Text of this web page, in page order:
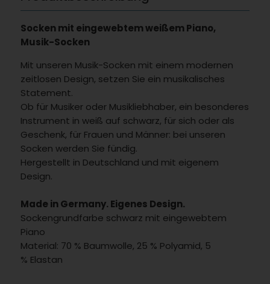
Socken mit eingewebtem weißem Piano,
Musik-Socken
Mit unseren Musik-Socken mit einem modernen
zeitlosen Design, setzen Sie ein musikalisches
Statement.
Ob für Musiker oder Musikliebhaber, ein besonderes
Instrument in weiß auf schwarz, für sich oder als
Geschenk, für Frauen und Männer: bei unseren
Socken werden Sie fündig.
Hergestellt in Deutschland und mit eigenem
Design.
Made in Germany. Eigenes Design.
Sockengrundfarbe schwarz mit eingewebtem
Piano
Material: 70 % Baumwolle, 25 % Polyamid, 5
% Elastan